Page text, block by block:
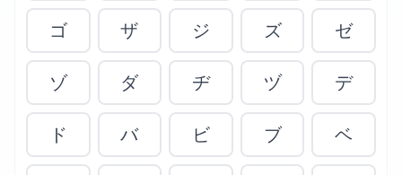
ゴ ザ ジ ズ ゼ
ゾ ダ ヂ ヅ デ
ド バ ビ ブ ベ